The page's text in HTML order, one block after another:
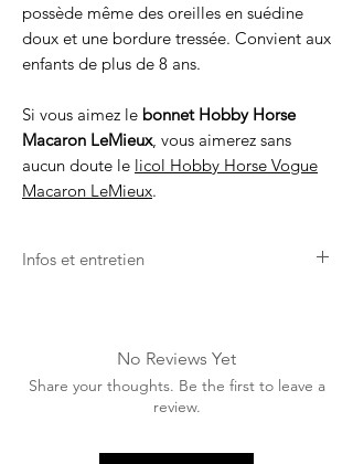
possède même des oreilles en suédine
doux et une bordure tressée. Convient aux
enfants de plus de 8 ans.
Si vous aimez le bonnet Hobby Horse
Macaron LeMieux, vous aimerez sans
aucun doute le licol Hobby Horse Vogue
Macaron LeMieux.
Infos et entretien
No Reviews Yet
Share your thoughts. Be the first to leave a
review.